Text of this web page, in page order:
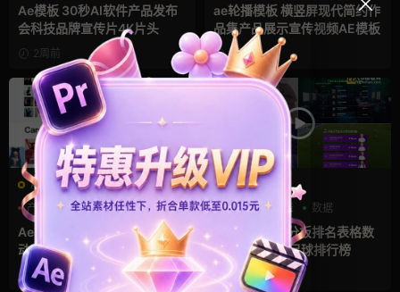
Ae模板 30秒AI软件产品发布
会科技品牌宣传片4K片头
2周前
ae轮播模板 横竖屏现代简约作
品集产品展示宣传视频AE模板
2周前
AE模板
产品展示
人物介绍
团队介绍
Ae模板 横竖版幻灯片圆形弧线
动态轮播照片相册
2周前
AE模板
图表
排名表 数据
AE模板 4K记分板排名表格数
据统计世界杯足球排行榜
2周前